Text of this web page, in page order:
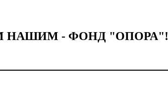
НАШИМ - ФОНД "ОПОРА"!